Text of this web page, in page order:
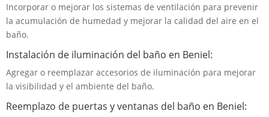
Incorporar o mejorar los sistemas de ventilación para prevenir
la acumulación de humedad y mejorar la calidad del aire en el
baño.
Instalación de iluminación del baño en Beniel:
Agregar o reemplazar accesorios de iluminación para mejorar
la visibilidad y el ambiente del baño.
Reemplazo de puertas y ventanas del baño en Beniel: